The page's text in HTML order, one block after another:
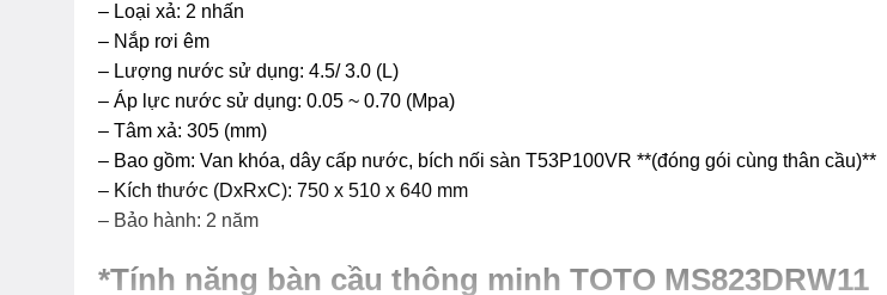
– Loại xả: 2 nhấn
– Nắp rơi êm
– Lượng nước sử dụng: 4.5/ 3.0 (L)
– Áp lực nước sử dụng: 0.05 ~ 0.70 (Mpa)
– Tâm xả: 305 (mm)
– Bao gồm: Van khóa, dây cấp nước, bích nối sàn T53P100VR **(đóng gói cùng thân cầu)**
– Kích thước (DxRxC): 750 x 510 x 640 mm
– Bảo hành: 2 năm
*Tính năng bàn cầu thông minh TOTO MS823DRW11